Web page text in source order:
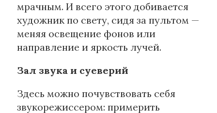
мрачным. И всего этого добивается
художник по свету, сидя за пультом —
меняя освещение фонов или
направление и яркость лучей.
Зал звука и суеверий
Здесь можно почувствовать себя
звукорежиссером: примерить